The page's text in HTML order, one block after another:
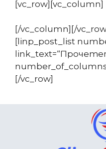
[vc_row][vc_column]
[/vc_column][/
[linp_post_list
[/vc_row]